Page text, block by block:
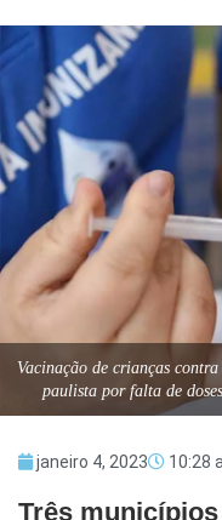
Vacinação de crianças
paulista por falta de
janeiro 4, 2023 10:28
Três